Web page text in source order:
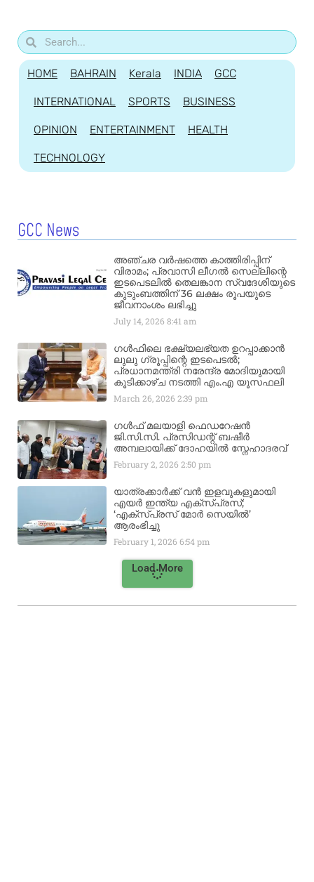
HOME BAHRAIN Kerala INDIA GCC
INTERNATIONAL SPORTS BUSINESS
OPINION ENTERTAINMENT HEALTH
TECHNOLOGY
GCC News
അഞ്ചര വർഷത്തെ കാത്തിരിപ്പിന്
വിരാമം; പ്രവാസി ലീഗൽ സെല്ലിന്റെ
ഇടപെടലിൽ തെലങ്കാന സ്വദേശിയുടെ
കുടുംബത്തിന് 36 ലക്ഷം രൂപയുടെ
ജീവനാംശം ലഭിച്ചു
July 14, 20268:41 am
ഗൾഫിലെ ഭക്ഷ്യലഭ്യത ഉറപ്പാക്കാൻ
ലുലു ഗ്രൂപ്പിന്റെ ഇടപെടൽ;
പ്രധാനമന്ത്രി നരേന്ദ്ര മോദിയുമായി
കൂടിക്കാഴ്ച നടത്തി എം.എ യൂസഫലി
March 26, 20262:39 pm
ഗൾഫ് മലയാളി ഫെഡറേഷൻ
ജി.സി.സി. പ്രസിഡന്റ് ബഷീർ
അമ്പലായിക്ക് ദോഹയിൽ സ്നേഹാദരവ്
February 2, 20262:50 pm
യാത്രക്കാർക്ക് വൻ ഇളവുകളുമായി
എയർ ഇന്ത്യ എക്സ്പ്രസ്;
‘എക്സ്പ്രസ് മോർ സെയിൽ’
ആരംഭിച്ചു
February 1, 20266:54 pm
Load More